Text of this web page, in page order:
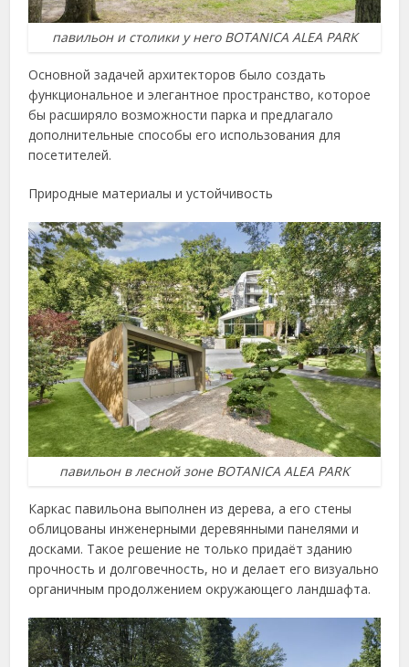
павильон и столики у него BOTANICA ALEA PARK
Основной задачей архитекторов было создать
функциональное и элегантное пространство, которое
бы расширяло возможности парка и предлагало
дополнительные способы его использования для
посетителей.
Природные материалы и устойчивость
павильон в лесной зоне BOTANICA ALEA PARK
Каркас павильона выполнен из дерева, а его стены
облицованы инженерными деревянными панелями и
досками. Такое решение не только придаёт зданию
прочность и долговечность, но и делает его визуально
органичным продолжением окружающего ландшафта.